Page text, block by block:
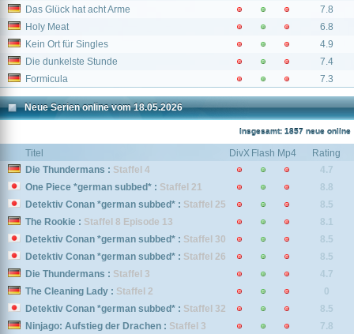
Das Glück hat acht Arme
7.8
Holy Meat
6.8
Kein Ort für Singles
4.9
Die dunkelste Stunde
7.4
Formicula
7.3
Neue Serien online vom 18.05.2026
Insgesamt: 1857 neue online
Titel DivX Flash Mp4
Rating
Die Thundermans : Staffel 4
4.7
One Piece *german subbed* : Staffel 21
8.8
Detektiv Conan *german subbed* : Staffel 25
8.5
The Rookie : Staffel 8 Episode 13
8.1
Detektiv Conan *german subbed* : Staffel 30
8.5
Detektiv Conan *german subbed* : Staffel 26
8.5
Die Thundermans : Staffel 3
4.7
The Cleaning Lady : Staffel 2
0
Detektiv Conan *german subbed* : Staffel 32
8.5
Ninjago: Aufstieg der Drachen : Staffel 3
7.8